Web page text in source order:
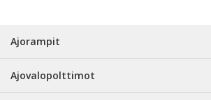
Ajorampit
Ajovalopolttimot